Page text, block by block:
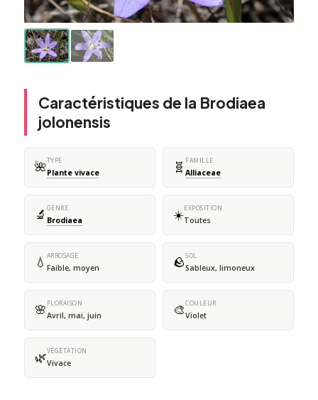
Caractéristiques de la Brodiaea
jolonensis
🌺TYPE
Plante vivace 🧬 FAMILLE
Alliaceae
🔬 GENRE
Brodiaea ☀️EXPOSITION
Toutes
💧 ARROSAGE
Faible, moyen 🪨SOL
Sableux, limoneux
🌸 FLORAISON
Avril, mai, juin 🎨COULEUR
Violet
🌿VÉGÉTATION
Vivace